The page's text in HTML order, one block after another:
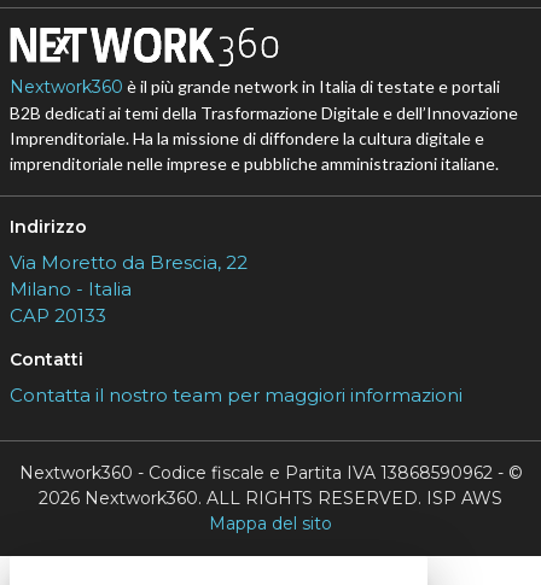
Nextwork360 è il più grande network in Italia di testate e portali
B2B dedicati ai temi della Trasformazione Digitale e dell’Innovazione
Imprenditoriale. Ha la missione di diffondere la cultura digitale e
imprenditoriale nelle imprese e pubbliche amministrazioni italiane.
Indirizzo
Via Moretto da Brescia, 22
Milano - Italia
CAP 20133
Contatti
Contatta il nostro team per maggiori informazioni
Nextwork360 - Codice fiscale e Partita IVA 13868590962 - ©
2026 Nextwork360. ALL RIGHTS RESERVED. ISP AWS
Mappa del sito